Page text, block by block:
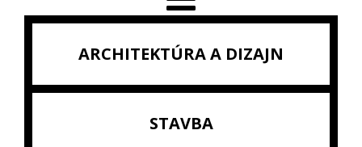
ARCHITEKTÚRA A DIZAJN
STAVBA